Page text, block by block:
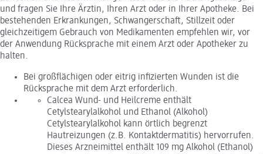
und fragen Sie Ihre Ärztin, Ihren Arzt oder in Ihrer Apotheke. Bei
bestehenden Erkrankungen, Schwangerschaft, Stillzeit oder
gleichzeitigem Gebrauch von Medikamenten empfehlen wir, vor
der Anwendung Rücksprache mit einem Arzt oder Apotheker zu
halten.
Bei großflächigen oder eitrig infizierten Wunden ist die
Rücksprache mit dem Arzt erforderlich.
Calcea Wund- und Heilcreme enthält
Cetylstearylalkohol und Ethanol (Alkohol)
Cetylstearylalkohol kann örtlich begrenzt
Hautreizungen (z.B. Kontaktdermatitis) hervorrufen.
Dieses Arzneimittel enthält 109 mg Alkohol (Ethanol)